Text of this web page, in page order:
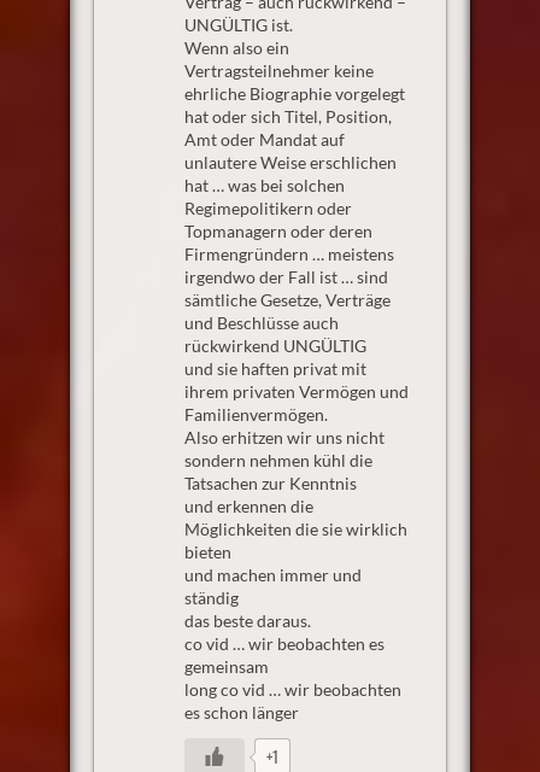
UNGÜLTIG ist.
Wenn also ein
Vertragsteilnehmer keine
ehrliche Biographie vorgelegt
hat oder sich Titel, Position,
Amt oder Mandat auf
unlautere Weise erschlichen
hat … was bei solchen
Regimepolitikern oder
Topmanagern oder deren
Firmengründern … meistens
irgendwo der Fall ist … sind
sämtliche Gesetze, Verträge
und Beschlüsse auch
rückwirkend UNGÜLTIG
und sie haften privat mit
ihrem privaten Vermögen und
Familienvermögen.
Also erhitzen wir uns nicht
sondern nehmen kühl die
Tatsachen zur Kenntnis
und erkennen die
Möglichkeiten die sie wirklich
bieten
und machen immer und
ständig
das beste daraus.
co vid … wir beobachten es
gemeinsam
long co vid … wir beobachten
es schon länger
+1